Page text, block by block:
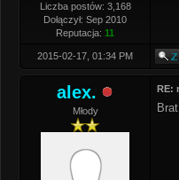
Liczba postów: 3,168
Dołączył: Sep 2010
Reputacja: 11
2015-02-17, 01:34 PM
alex.
Młody
RE: